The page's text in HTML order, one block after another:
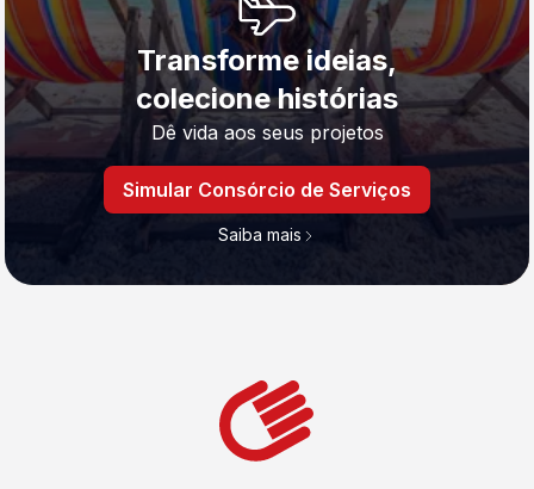
Transforme ideias,
colecione histórias
Dê vida aos seus projetos
Simular Consórcio de Serviços
Saiba mais